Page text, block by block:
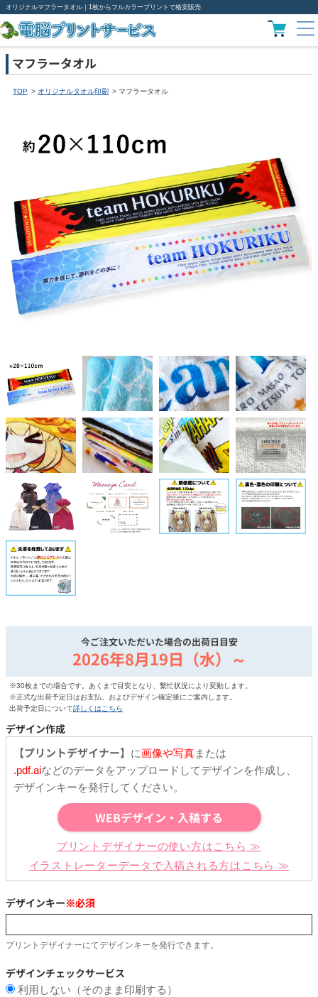
オリジナルマフラータオル｜1枚からフルカラープリントで格安販売
マフラータオル
TOP オリジナルタオル印刷 マフラータオル
今ご注文いただいた場合の出荷日目安
2026年8月19日（水）～
※30枚までの場合です。あくまで目安となり、繫忙状況により変動します。
※正式な出荷予定日はお支払、およびデザイン確定後にご案内します。
出荷予定日について詳しくはこちら
デザイン作成
【プリントデザイナー】 に画像や写真または
.pdf.aiなどのデータをアップロードしてデザインを作成し、
デザインキーを発行してください。
WEBデザイン・入稿する
プリントデザイナーの使い方はこちら ≫
イラストレーターデータで入稿される方はこちら ≫
デザインキー※必須
プリントデザイナーにてデザインキーを発行できます。
デザインチェックサービス
利用しない（そのまま印刷する）